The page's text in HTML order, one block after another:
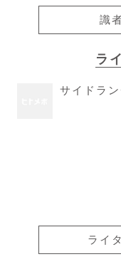
識
ラ
サイドラン
ライ